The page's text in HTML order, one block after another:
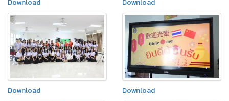
Download Download
Download Download